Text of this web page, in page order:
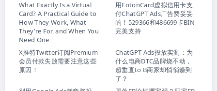
What Exactly Is a Virtual
Card? A Practical Guide to
How They Work, What
They’re For, and When You
Need One
用FotonCard虚拟信用卡支
付ChatGPT Ads广告费妥妥
的！529366和486699卡BIN
完美支持
X推特Twitter订阅Premium
会员付款失败需要注意这些
原因！
ChatGPT Ads投放实测：为
什么电商DTC品牌烧不动，
超垂直to B商家却悄悄赚到
了？